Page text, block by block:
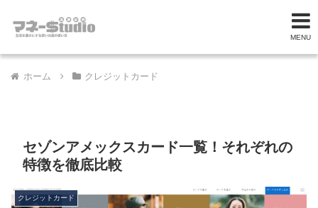
MENU
ホーム クレジットカード
セゾンアメックスカード一覧！それぞれの
特徴を徹底比較
クレジットカード